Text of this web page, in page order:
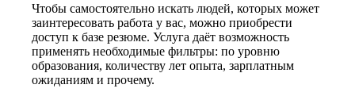
Чтобы самостоятельно искать людей, которых может
заинтересовать работа у вас, можно приобрести
доступ к базе резюме. Услуга даёт возможность
применять необходимые фильтры: по уровню
образования, количеству лет опыта, зарплатным
ожиданиям и прочему.